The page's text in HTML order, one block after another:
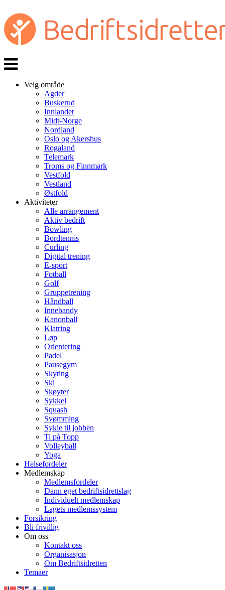
Veksle
navigasjon
Velg område
Agder
Buskerud
Innlandet
Midt-Norge
Nordland
Oslo og Akershus
Rogaland
Telemark
Troms og Finnmark
Vestfold
Vestland
Østfold
Aktiviteter
Alle arrangement
Aktiv bedrift
Bowling
Bordtennis
Curling
Digital trening
E-sport
Fotball
Golf
Gruppetrening
Håndball
Innebandy
Kanonball
Klatring
Løp
Orientering
Padel
Pausegym
Skyting
Ski
Skøyter
Sykkel
Squash
Svømming
Sykle til jobben
Ti på Topp
Volleyball
Yoga
Helsefordeler
Medlemskap
Medlemsfordeler
Dann eget bedriftsidrettslag
Individuelt medlemskap
Lagets medlemssystem
Forsikring
Bli frivillig
Om oss
Kontakt oss
Organisasjon
Om Bedriftsidretten
Temaer